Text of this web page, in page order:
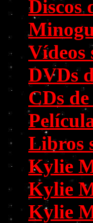
Discos
Vídeos
DVDs
CDs
Libros
Kylie
Kylie
Kylie